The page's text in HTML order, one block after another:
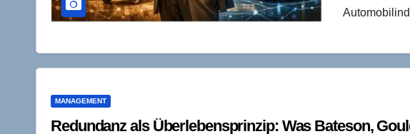
MANAGEMENT
Redundanz als Überlebensprinzip: Was Bateson,